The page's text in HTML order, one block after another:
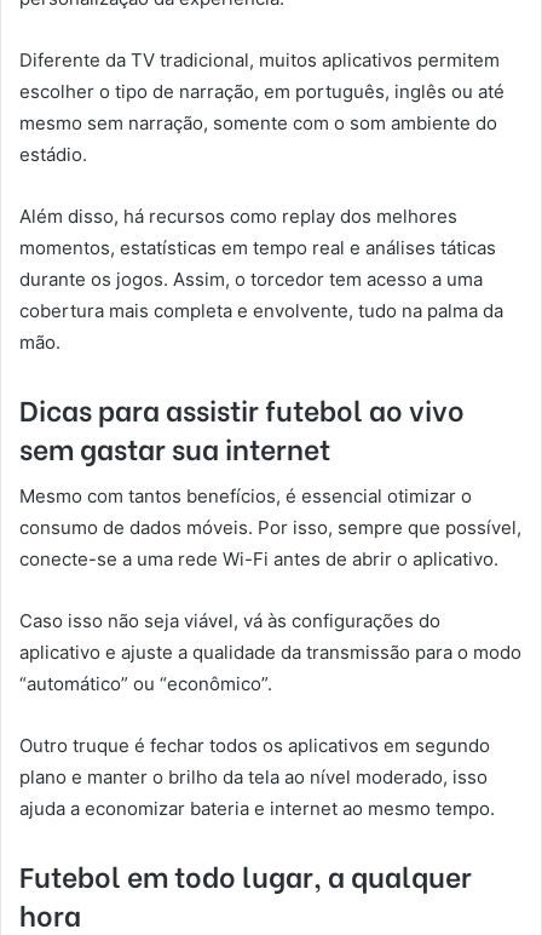
Diferente da TV tradicional, muitos aplicativos permitem
escolher o tipo de narração, em português, inglês ou até
mesmo sem narração, somente com o som ambiente do
estádio.
Além disso, há recursos como replay dos melhores
momentos, estatísticas em tempo real e análises táticas
durante os jogos. Assim, o torcedor tem acesso a uma
cobertura mais completa e envolvente, tudo na palma da
mão.
Dicas para assistir futebol ao vivo
sem gastar sua internet
Mesmo com tantos benefícios, é essencial otimizar o
consumo de dados móveis. Por isso, sempre que possível,
conecte-se a uma rede Wi-Fi antes de abrir o aplicativo.
Caso isso não seja viável, vá às configurações do
aplicativo e ajuste a qualidade da transmissão para o modo
“automático” ou “econômico”.
Outro truque é fechar todos os aplicativos em segundo
plano e manter o brilho da tela ao nível moderado, isso
ajuda a economizar bateria e internet ao mesmo tempo.
Futebol em todo lugar, a qualquer
hora